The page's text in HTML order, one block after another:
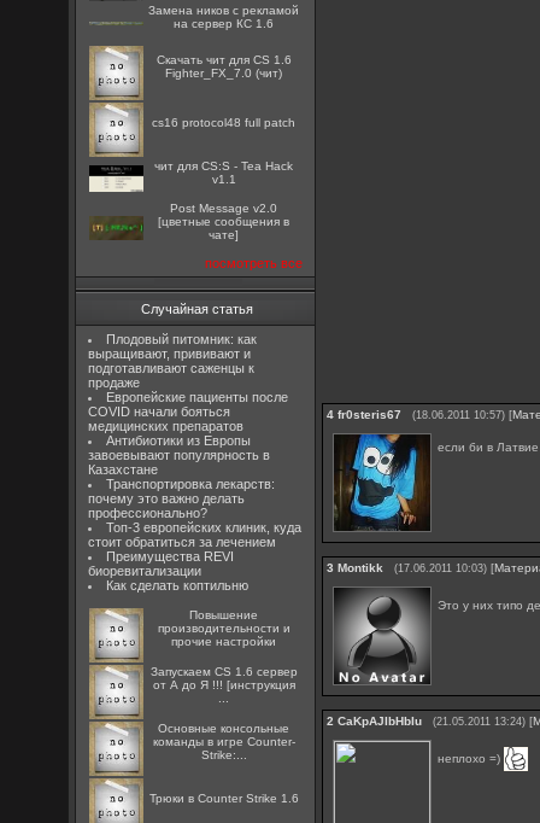
Замена ников с рекламой
на сервер КС 1.6
Скачать чит для CS 1.6
Fighter_FX_7.0 (чит)
cs16 protocol48 full patch
чит для CS:S - Tea Hack
v1.1
Post Message v2.0
[цветные сообщения в
чате]
посмотреть все
Случайная статья
Плодовый питомник: как
выращивают, прививают и
подготавливают саженцы к
продаже
Европейские пациенты после
COVID начали бояться
медицинских препаратов
Антибиотики из Европы
завоевывают популярность в
Казахстане
Транспортировка лекарств:
почему это важно делать
профессионально?
Топ-3 европейских клиник, куда
стоит обратиться за лечением
Преимущества REVI
биоревитализации
Как сделать коптильню
Повышение
производительности и
прочие настройки
Запускаем CS 1.6 сервер
от А до Я !!! [инструкция
Основные консольные
команды в игре Counter-
Strike:...
Трюки в Counter Strike 1.6
4 fr0steris67 (18.06.2011 10:57) [
если би в
3 Montikk (17.06.2011 10:03) [
Это у них типо
2 CaKpAJIbHbIu (21.05.2011 13:24) [
неплохо =)